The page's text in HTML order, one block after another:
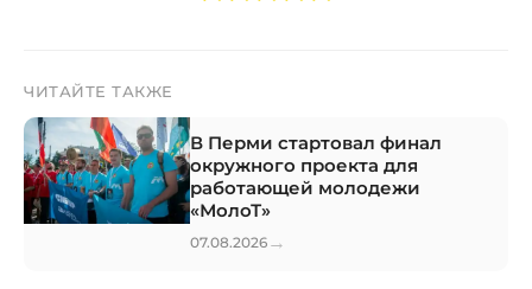
ЧИТАЙТЕ ТАКЖЕ
В Перми стартовал финал
окружного проекта для
работающей молодежи
«МолоТ»
07.08.2026 →